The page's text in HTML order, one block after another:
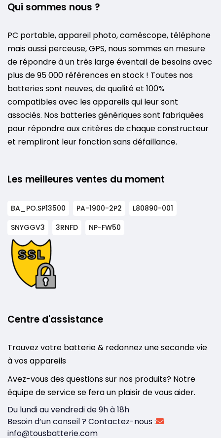
Qui sommes nous ?
PC portable, appareil photo, caméscope, téléphone
mais aussi perceuse, GPS, nous sommes en mesure
de répondre à un très large éventail de besoins avec
plus de 95 000 références en stock ! Toutes nos
batteries sont neuves, de qualité et 100%
compatibles avec les appareils qui leur sont
associés. Nos batteries génériques sont fabriquées
pour répondre aux critères de chaque constructeur
et rempliront leur fonction sans défaillance.
Les meilleures ventes du moment
BA_PO.SP13500 PA-1900-2P2
L80890-001
SNYGGV3
3RNFD NP-FW50
Centre d'assistance
Trouvez votre batterie & redonnez une seconde vie
à vos appareils
Avez-vous des questions sur nos produits? Notre
équipe de service se fera un plaisir de vous aider.
Du lundi au vendredi de 9h à 18h
Besoin d’un conseil ? Contactez-nous :
info@tousbatterie.com